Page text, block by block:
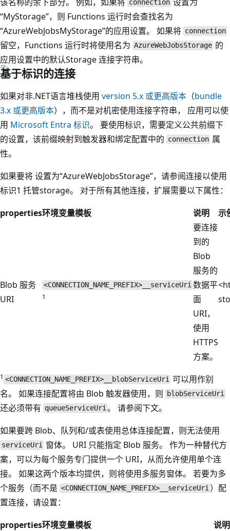
connection
“MyStorage”，则 Functions 运行时会查找名为
“AzureWebJobsMyStorage”的应用设置。 如果将 connection
留空，Functions 运行时将使用名为 AzureWebJobsStorage 的
应用设置中的默认Storage 连接字符串。
基于标识的连接
如果对非.NET语言堆栈使用 version 5.x 或更高版本 （bundle
3.x 或更高版本），而不是对机密使用连接字符串， 应用可以使
用 Microsoft Entra 标识。 要使用标识，需要定义公共前缀下
的设置，该前缀映射到触发器和绑定配置中的 connection 属
性。
如果要将设置为“AzureWebJobsStorage”，请参阅连接以使用
标识1 托管storage。 对于所有其他连接，扩展需要以下属性：
properties环境变量模板 说明 示
Blob 服务
URI
<CONNECTION_NAME_PREFIX>__serviceUri
1
要连接
到的
Blob
服务的
数据平
面
URI，
使用
HTTPS
方案。
1 <CONNECTION_NAME_PREFIX>__blobServiceUri 可以用作别
名。 如果连接配置将由 Blob 触发器使用，则
blobServiceUri
还必须带有 queueServiceUri。 请参阅下文。
如果要跨 Blob、队列和/或表使用总体连接配置，则无法使用
serviceUri 窗体。 URI 只能指定 Blob 服务。 作为一种替代方
案，可以为每个服务专门提供一个 URI，从而允许使用单个连
接。 如果这两个版本均提供，则将使用多服务窗体。 若要为多
个服务（而不是 <CONNECTION_NAME_PREFIX>__serviceUri ）配
置连接，请设置：
properties环境变量模板 说明